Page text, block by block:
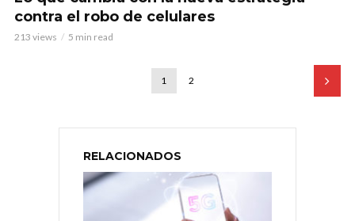
contra el robo de celulares
213 views 5 min read
1 2
RELACIONADOS